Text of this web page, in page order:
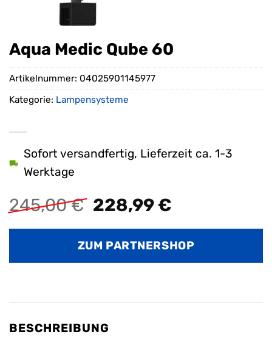
Aqua Medic Qube 60
245,00€ Ursprünglicher
war:
245,00 €
228,99 €Aktueller
ist:
228,99 €.
Sofort versandfertig, Lieferzeit ca. 1-3
Werktage
ZUM PARTNERSHOP
Artikelnummer: 04025901145977
Kategorie: Lampensysteme
BESCHREIBUNG